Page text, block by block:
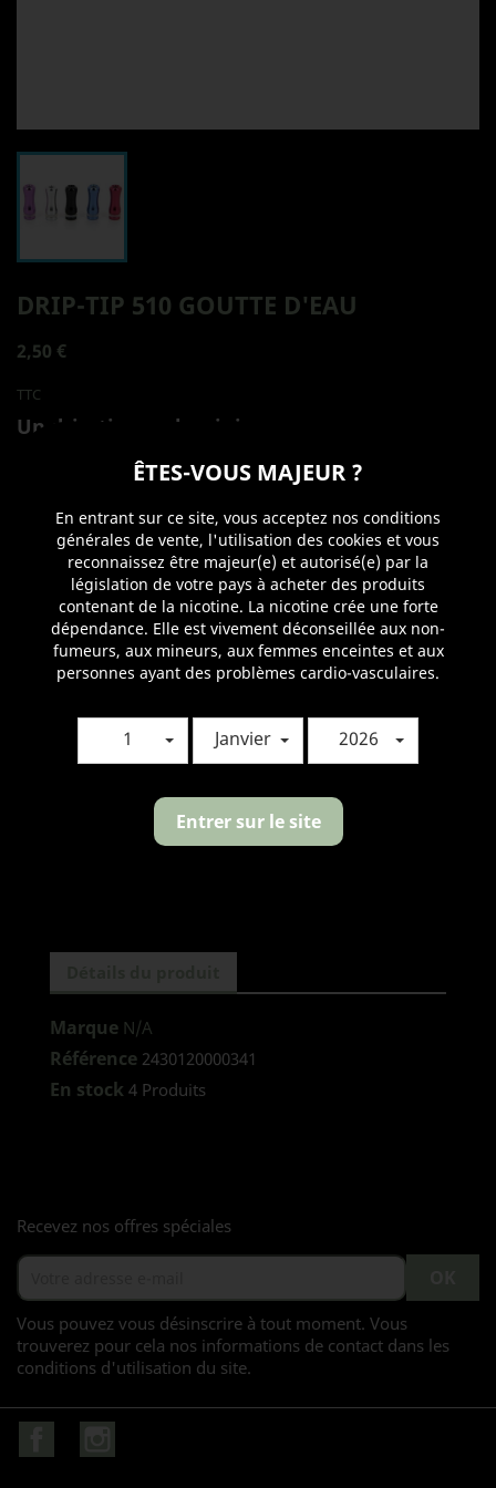
DRIP-TIP 510 GOUTTE D'EAU
2,50 €
TTC
Un drip-tip en aluminium
Ce Drip-tip en aluminium est en forme de goutte d'eau. Il
s'adapte sur un pas de vis de 510.
Le Drip-tip 510 alu est disponible en Bleu, Noir, Rose, Rouge,
Silver, Violet.
Couleur
RougeBleu Violet
Quantité
 AJOUTER AU PANIER
Marque N/A
Référence 2430120000341
En stock 4 Produits
Recevez nos offres spéciales
Vous pouvez vous désinscrire à tout moment. Vous
trouverez pour cela nos informations de contact dans les
conditions d'utilisation du site.
ÊTES-VOUS MAJEUR ?
En entrant sur ce site, vous acceptez nos conditions
générales de vente, l'utilisation des cookies et vous
reconnaissez être majeur(e) et autorisé(e) par la
législation de votre pays à acheter des produits
contenant de la nicotine. La nicotine crée une forte
dépendance. Elle est vivement déconseillée aux non-
fumeurs, aux mineurs, aux femmes enceintes et aux
personnes ayant des problèmes cardio-vasculaires.
1 Janvier 2026
Entrer sur le site